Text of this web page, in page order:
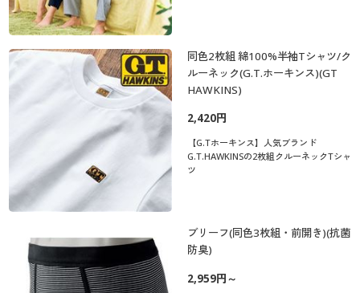
同色2枚組 綿100%半袖Tシャツ/ク
ルーネック(G.T.ホーキンス)(GT
HAWKINS)
2,420円
【G.Tホーキンス】人気ブランド
G.T.HAWKINSの2枚組クルーネックTシャ
ツ
ブリーフ(同色3枚組・前開き)(抗菌
防臭)
2,959円～